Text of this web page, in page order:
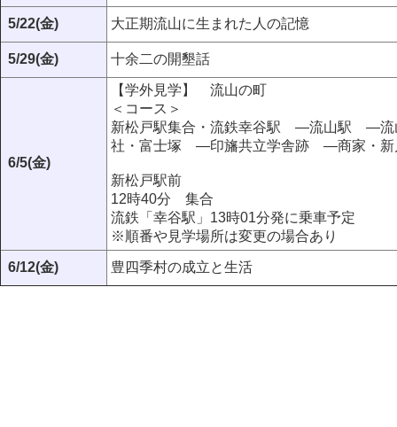
5/22(金) 大正期流山に生まれた人の記憶
5/29(金) 十余二の開墾話
6/5(金)
【学外見学】 流山の町
＜コース＞
新松戸駅集合・流鉄幸谷駅 ―流山駅 ―
社・富士塚 ―印旛共立学舎跡 ―商家・新
新松戸駅前
12時40分 集合
流鉄「幸谷駅」13時01分発に乗車予定
※順番や見学場所は変更の場合あり
6/12(金) 豊四季村の成立と生活